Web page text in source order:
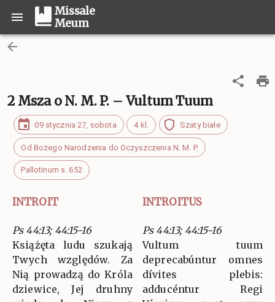
Missale
Meum
2 Msza o N. M. P. – Vultum Tuum
09 stycznia 27, sobota 4 kl. Szaty białe
Od Bożego Narodzenia do Oczyszczenia N. M. P.
Pallotinum s. 652
INTROIT INTROITUS
Ps 44:13; 44:15-16
Książęta ludu szukają
Twych względów. Za
Nią prowadzą do Króla
dziewice, Jej druhny
Ps 44:13; 44:15-16
Vultum tuum
deprecabúntur omnes
dívites plebis:
adducéntur Regi